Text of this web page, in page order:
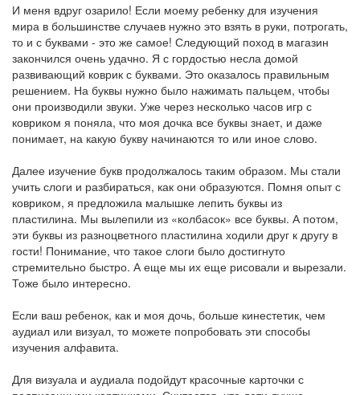
И меня вдруг озарило! Если моему ребенку для изучения
мира в большинстве случаев нужно это взять в руки, потрогать,
то и с буквами - это же самое! Следующий поход в магазин
закончился очень удачно. Я с гордостью несла домой
развивающий коврик с буквами. Это оказалось правильным
решением. На буквы нужно было нажимать пальцем, чтобы
они производили звуки. Уже через несколько часов игр с
ковриком я поняла, что моя дочка все буквы знает, и даже
понимает, на какую букву начинаются то или иное слово.
Далее изучение букв продолжалось таким образом. Мы стали
учить слоги и разбираться, как они образуются. Помня опыт с
ковриком, я предложила малышке лепить буквы из
пластилина. Мы вылепили из «колбасок» все буквы. А потом,
эти буквы из разноцветного пластилина ходили друг к другу в
гости! Понимание, что такое слоги было достигнуто
стремительно быстро. А еще мы их еще рисовали и вырезали.
Тоже было интересно.
Если ваш ребенок, как и моя дочь, больше кинестетик, чем
аудиал или визуал, то можете попробовать эти способы
изучения алфавита.
Для визуала и аудиала подойдут красочные карточки с